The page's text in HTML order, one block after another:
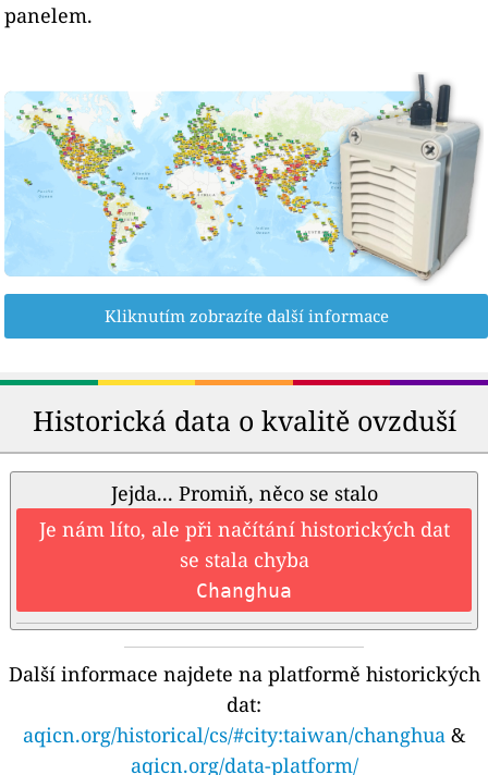
panelem.
Kliknutím zobrazíte další informace
Historická data o kvalitě ovzduší
Jejda... Promiň, něco se stalo
Je nám líto, ale při načítání historických dat
se stala chyba
Changhua
Další informace najdete na platformě historických
dat:
aqicn.org/historical/cs/#city:taiwan/changhua &
aqicn.org/data-platform/